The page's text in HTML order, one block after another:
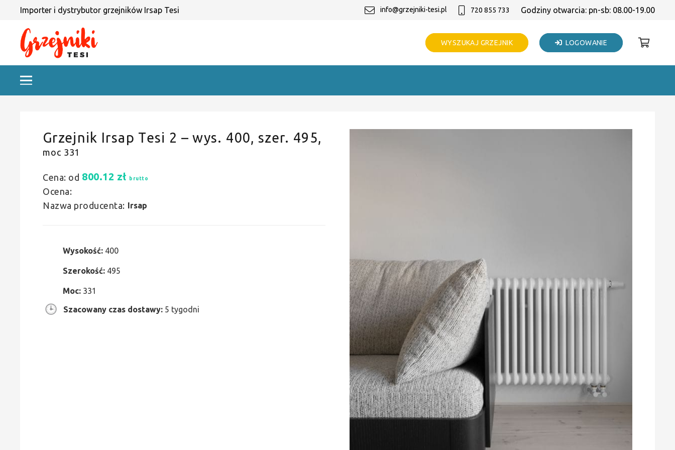
Importer i dystrybutor grzejników Irsap Tesi info@grzejniki-tesi.pl 720 855 733 Godziny otwarcia: pn-sb: 08.00-19.00
WYSZUKAJ GRZEJNIK LOGOWANIE
Grzejnik Irsap Tesi 2 – wys. 400, szer. 495,
moc 331
Cena: od 800.12 zł brutto
Ocena:
Nazwa producenta: Irsap
Wysokość: 400
Szerokość: 495
Moc: 331
Szacowany czas dostawy: 5 tygodni